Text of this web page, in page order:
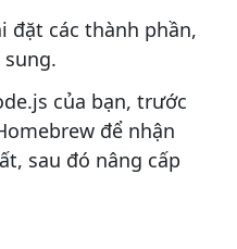
đặt các thành phần,
của bạn, trước
để nhận
sau đó nâng cấp